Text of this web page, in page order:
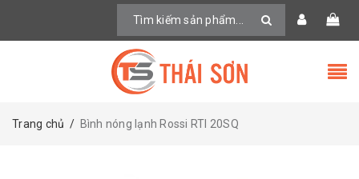
Trang chủ / Bình nóng lạnh Rossi RTI 20SQ